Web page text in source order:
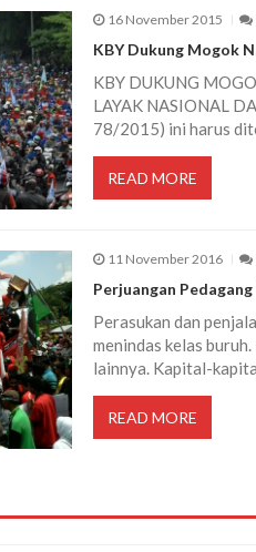
16 November 2015
KBY Dukung Mogok
KBY DUKUNG
LAYAK NASIONAL
78/2015) ini harus
READ MORE
11 November 2016
Perjuangan
Perasukan dan
menindas kelas
lainnya. Kapital-
READ MORE